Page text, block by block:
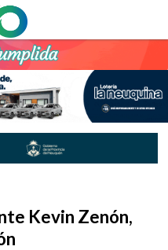
Kevin Zenón,